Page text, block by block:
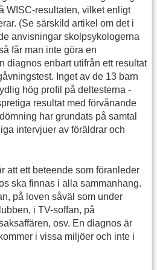
WISC-resultaten, vilket enligt
(Se särskild artikel om det i
anvisningar skolpsykologerna
får man inte göra en
diagnos enbart utifrån ett resultat
Inget av de 13 barn
hög profil på deltesterna -
resultat med förvånande
har grundats på samtal
intervjuer av föräldrar och
att ett beteende som föranleder
ska finnas i alla sammanhang.
på loven såväl som under
i TV-soffan, på
osv. En diagnos är
i vissa miljöer och inte i